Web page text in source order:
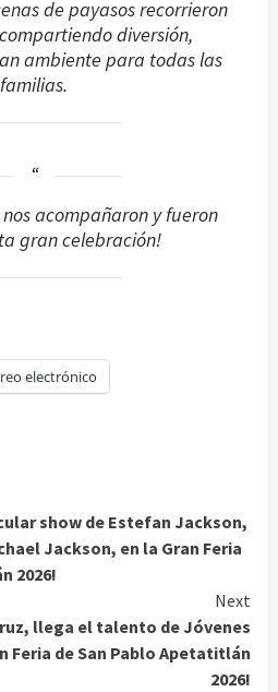
de payasos recorrieron
diversión,
ambiente para todas las
familias.
acompañaron y fueron
gran celebración!
electrónico
show de Estefan Jackson,
Jackson, en la Gran Feria
2026!
Next
llega el talento de Jóvenes
Feria de San Pablo Apetatitlán
2026!